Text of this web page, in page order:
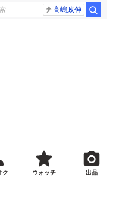
高嶋政伸
ク ウォッチ 出品